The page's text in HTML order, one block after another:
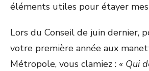
éléments utiles pour étayer
Lors du Conseil de juin dernier,
votre première année aux
Métropole, vous clamiez : « Qui